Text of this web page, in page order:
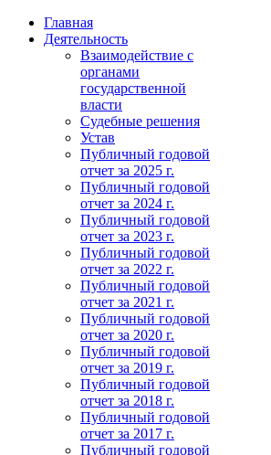
Главная
Деятельность
Взаимодействие с
органами
государственной
власти
Судебные решения
Устав
Публичный годовой
отчет за 2025 г.
Публичный годовой
отчет за 2024 г.
Публичный годовой
отчет за 2023 г.
Публичный годовой
отчет за 2022 г.
Публичный годовой
отчет за 2021 г.
Публичный годовой
отчет за 2020 г.
Публичный годовой
отчет за 2019 г.
Публичный годовой
отчет за 2018 г.
Публичный годовой
отчет за 2017 г.
Публичный годовой